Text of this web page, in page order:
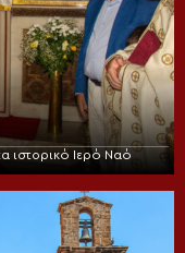
ιστορικό Ιερό Ναό